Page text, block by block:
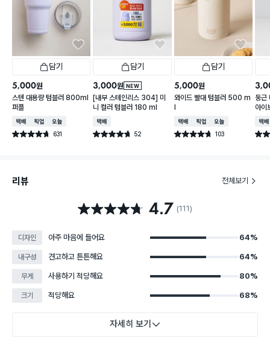
담기
5,000원
스텐 대용량 텀블러 800ml
퍼플
택배배송매장픽업오늘배송
별점 4.7점 631
건 작성
담기
NEW
3,000원
[내부 스테인리스 304] 미
니 컬러 텀블러 180 ml
택배배송
별점 4.7점 52
건 작성
담기
5,000원
와이드 빨대 텀블러 500 m
l
택배배송매장픽업오늘배송
별점 4.7점 103
건 작성
둥근
아이
택배
별점
리뷰 전체보기
별점 4.7점 4.7 (111)
디자인 아주 마음에 들어요 64%
내구성 견고하고 튼튼해요 64%
무게 사용하기 적당해요 80%
크기 적당해요 68%
자세히 보기